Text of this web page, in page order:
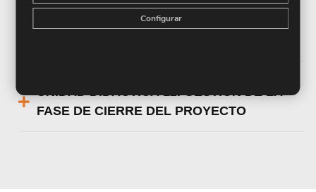
UNIDAD DIDÁCTICA 11. LAS DECISIONES
FASE DE CIERRE DEL PROYECTO
Configurar